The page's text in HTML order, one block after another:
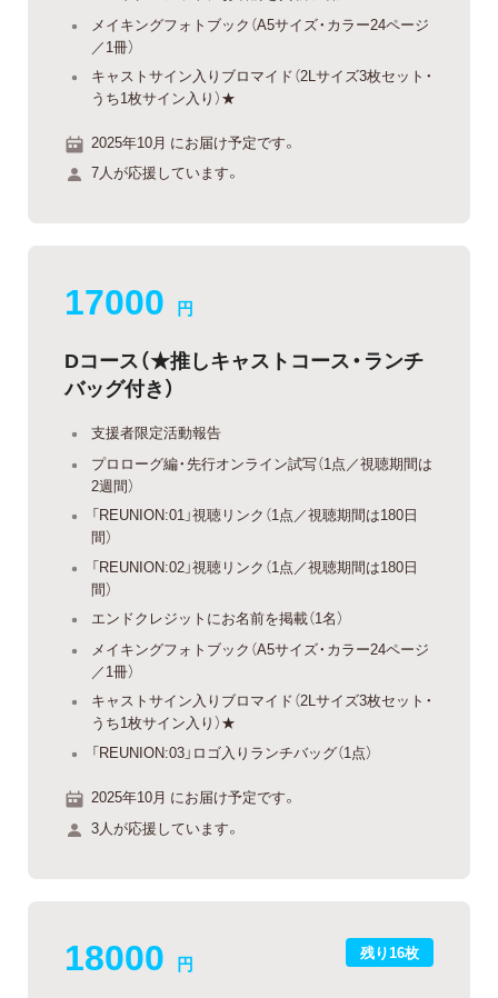
メイキングフォトブック（A5サイズ・カラー24ページ
／1冊）
キャストサイン入りブロマイド（2Lサイズ3枚セット・
うち1枚サイン入り）★
2025年10月 にお届け予定です。
7人が応援しています。
17000 円
Dコース（★推しキャストコース・ランチ
バッグ付き）
支援者限定活動報告
プロローグ編・先行オンライン試写（1点／視聴期間は
2週間）
「REUNION:01」視聴リンク（1点／視聴期間は180日
間）
「REUNION:02」視聴リンク（1点／視聴期間は180日
間）
エンドクレジットにお名前を掲載（1名）
メイキングフォトブック（A5サイズ・カラー24ページ
／1冊）
キャストサイン入りブロマイド（2Lサイズ3枚セット・
うち1枚サイン入り）★
「REUNION:03」ロゴ入りランチバッグ（1点）
2025年10月 にお届け予定です。
3人が応援しています。
残り16枚
18000 円